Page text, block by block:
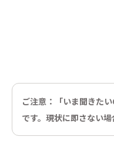
ご注意：「いま聞きた
です。現状に即さない